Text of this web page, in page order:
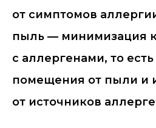
от симптомов
пыль — минимизация
с аллергенами, то
помещения от пыли и
от источников